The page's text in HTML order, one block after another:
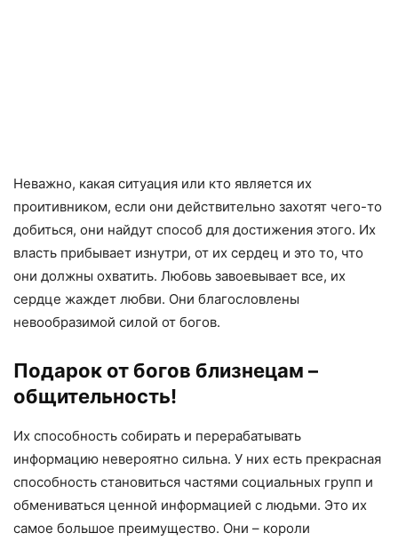
Неважно, какая ситуация или кто является их
проитивником, если они действительно захотят чего-то
добиться, они найдут способ для достижения этого. Их
власть прибывает изнутри, от их сердец и это то, что
они должны охватить. Любовь завоевывает все, их
сердце жаждет любви. Они благословлены
невообразимой силой от богов.
Подарок от богов близнецам –
общительность!
Их способность собирать и перерабатывать
информацию невероятно сильна. У них есть прекрасная
способность становиться частями социальных групп и
обмениваться ценной информацией с людьми. Это их
самое большое преимущество. Они – короли